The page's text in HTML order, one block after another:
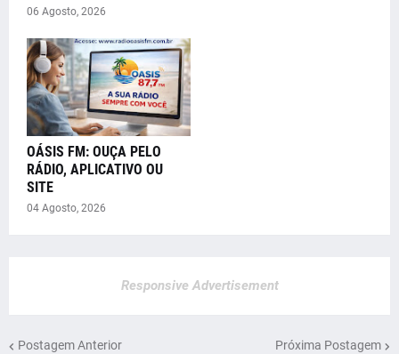
06 Agosto, 2026
OÁSIS FM: OUÇA PELO
RÁDIO, APLICATIVO OU
SITE
04 Agosto, 2026
Responsive Advertisement
Postagem Anterior Próxima Postagem